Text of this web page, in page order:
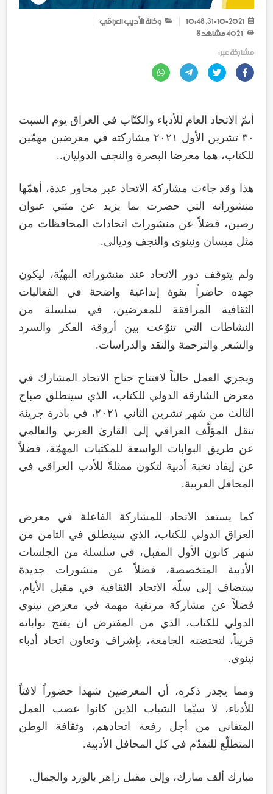
وكالة الأديب العراقي
مشاهدة
مشاركة عبر :
أتمّ الاتحاد العام للأدباء والكتّاب في العراق يوم السبت
٣٠ تشرين الأول ٢٠٢١ مشاركته في معرضين مهمّين
للكتاب، هما معرضا البصرة والنجف الدوليان..
هذا وقد جاءت مشاركة الاتحاد عبر محاور عدة، أهمّها
منشوراته التي حضرت بما يزيد عن مئتي عنوان
رصين، فضلاً عن منشورات اتحادات المحافظات من
مثل ميسان ونينوى والنجف وديالى.
ولم يتوقف دور الاتحاد عند منشوراته البهيّة، ليكون
جهده حاضراً بقوة إبداعية واضحة في الفعاليات
الثقافية المرافقة للمعرضين، في سلسلة من
النشاطات التي تنوّعت بين أروقة الفكر والسرد
والشعر والترجمة والنقد والدراسات.
ويجري العمل حالياً لافتتاح جناح الاتحاد المشارك في
معرض الشارقة الدولي للكتاب، الذي سينطلق صباح
الثالث من شهر تشرين الثاني ٢٠٢١، في بادرة جريئة
تنقل المؤلَّف العراقي إلى القارئ العربي والعالمي
عن طريق البوابات الواسعة للمكتبات المهمّة، فضلاً
عن إيفاد نخبة أدبية لتكون ممثلةً للأدب العراقي في
المحافل العربية.
كما يستعد الاتحاد للمشاركة الفاعلة في معرض
العراق الدولي للكتاب، الذي سينطلق في الثامن من
شهر كانون الأول المقبل، في سلسلة من الجلسات
الأدبية المتخصصة، فضلاً عن منشورات جديدة
ستضاف إلى سلّة الاتحاد الثقافية في مقبل الأيام،
فضلاً عن مشاركة مرتقبة مهمة في معرض نينوى
الدولي للكتاب، الذي من المفترض ان يفتح بواباته
قريباً، لتحتضنه الجامعة، بإشراف وتعاون اتحاد أدباء
نينوى.
ومما يجدر ذكره، أن المعرضين شهدا حضوراً لافتاً
للأدباء، لا سيّما الشباب الذين كانوا عصب العمل
المتفاني من أجل رفعة اتحادهم، وثقافة الوطن
المتطلّع للتقدّم في كل المحافل الأدبية.
مبارك ألف مبارك، وإلى مقبل زاهر بالورد والجمال.